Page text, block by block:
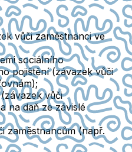
vůči zaměstnanci ve
sociálního
pojištění (závazek vůči
vůči
na daň ze závislé
zaměstnancům (např.